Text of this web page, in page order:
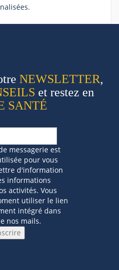
NEWSLETTER,
et restez en
SANTÉ
messagerie est
pour vous
d'information
informations
activités. Vous
utiliser le lien
intégré dans
nos mails.